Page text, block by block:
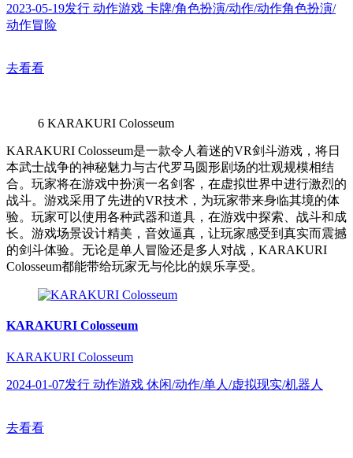
2023-05-19发行 动作游戏 卡牌/角色扮演/动作/动作角色扮演/
动作冒险
去看看
6 KARAKURI Colosseum
KARAKURI Colosseum是一款令人着迷的VR剑斗游戏，将日
本武士战争的神秘魅力与古代罗马圆形剧场的壮观规模相结
合。玩家将在游戏中扮演一名剑客，在虚拟世界中进行激烈的
战斗。游戏采用了先进的VR技术，为玩家带来身临其境的体
验。玩家可以使用各种武器和道具，在游戏中探索、战斗和成
长。游戏场景设计精美，音效逼真，让玩家感受到真实而震撼
的剑斗体验。无论是单人冒险还是多人对战，KARAKURI
Colosseum都能带给玩家无与伦比的娱乐享受。
KARAKURI Colosseum
KARAKURI Colosseum
2024-01-07发行 动作游戏 休闲/动作/单人/虚拟现实/机器人
去看看